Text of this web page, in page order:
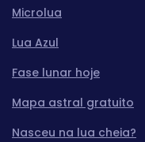
Microlua
Lua Azul
Fase lunar hoje
Mapa astral gratuito
Nasceu na lua cheia?